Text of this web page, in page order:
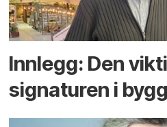
Innlegg: Den
signaturen i